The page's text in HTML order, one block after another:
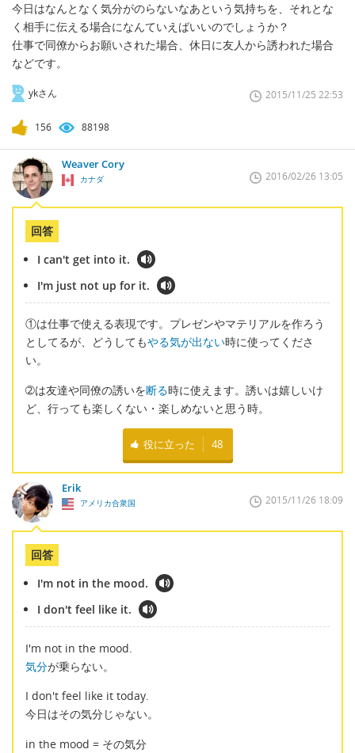
今日はなんとなく気分がのらないなあという気持ちを、それとな
く相手に伝える場合になんていえばいいのでしょうか？
仕事で同僚からお願いされた場合、休日に友人から誘われた場合
などです。
ykさん 2015/11/25 22:53
156 88198
Weaver Cory
カナダ 2016/02/26 13:05
回答
I can't get into it.
I'm just not up for it.
①は仕事で使える表現です。プレゼンやマテリアルを作ろう
としてるが、どうしてもやる気が出ない時に使ってくださ
い。
➁は友達や同僚の誘いを断る時に使えます。誘いは嬉しいけ
ど、行っても楽しくない・楽しめないと思う時。
役に立った 48
Erik
アメリカ合衆国 2015/11/26 18:09
回答
I'm not in the mood.
I don't feel like it.
I'm not in the mood.
気分が乗らない。
I don't feel like it today.
今日はその気分じゃない。
in the mood = その気分